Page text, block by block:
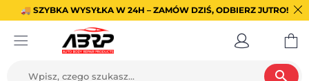
🚚 SZYBKA WYSYŁKA W 24H – ZAMÓW DZIŚ, ODBIERZ JUTRO!
search